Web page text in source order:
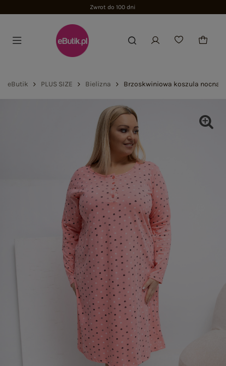
Zwrot do 100 dni
eButik PLUS SIZE Bielizna Brzoskwiniowa koszula nocna